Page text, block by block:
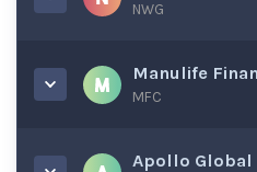
NWG
Manulife
MFC
Apollo Global